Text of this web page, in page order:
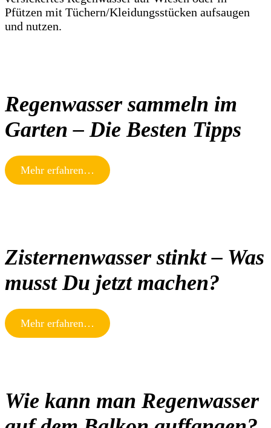
Pfützen mit Tüchern/Kleidungsstücken aufsaugen
und nutzen.
Regenwasser sammeln im
Garten – Die Besten Tipps
Mehr erfahren…
Zisternenwasser stinkt – Was
musst Du jetzt machen?
Mehr erfahren…
Wie kann man Regenwasser